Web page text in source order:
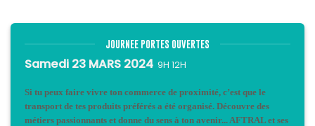
JOURNEE PORTES OUVERTES
Samedi 23 MARS 2024 9H 12H
Si tu peux faire vivre ton commerce de proximité, c’est que le
transport de tes produits préférés a été organisé. Découvre des
métiers passionnants et donne du sens à ton avenir... AFTRAL et ses